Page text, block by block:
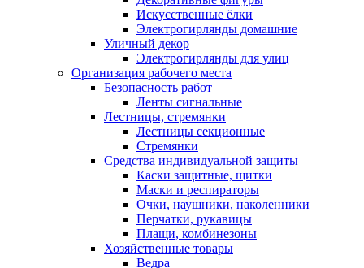
Искусственные ёлки
Электрогирлянды домашние
Уличный декор
Электрогирлянды для улиц
Организация рабочего места
Безопасность работ
Ленты сигнальные
Лестницы, стремянки
Лестницы секционные
Стремянки
Средства индивидуальной защиты
Каски защитные, щитки
Маски и респираторы
Очки, наушники, наколенники
Перчатки, рукавицы
Плащи, комбинезоны
Хозяйственные товары
Ведра